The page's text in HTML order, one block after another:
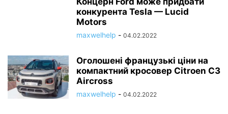
конкурента Tesla — Lucid
Motors
maxwelhelp - 04.02.2022
Оголошені французькі ціни на
компактний кросовер Citroen C3
Aircross
maxwelhelp - 04.02.2022